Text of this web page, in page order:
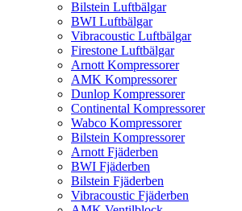
Bilstein Luftbälgar
BWI Luftbälgar
Vibracoustic Luftbälgar
Firestone Luftbälgar
Arnott Kompressorer
AMK Kompressorer
Dunlop Kompressorer
Continental Kompressorer
Wabco Kompressorer
Bilstein Kompressorer
Arnott Fjäderben
BWI Fjäderben
Bilstein Fjäderben
Vibracoustic Fjäderben